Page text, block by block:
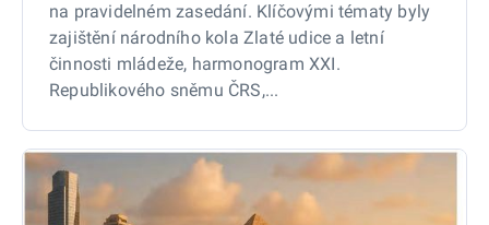
na pravidelném zasedání. Klíčovými tématy byly
zajištění národního kola Zlaté udice a letní
činnosti mládeže, harmonogram XXI.
Republikového sněmu ČRS,...